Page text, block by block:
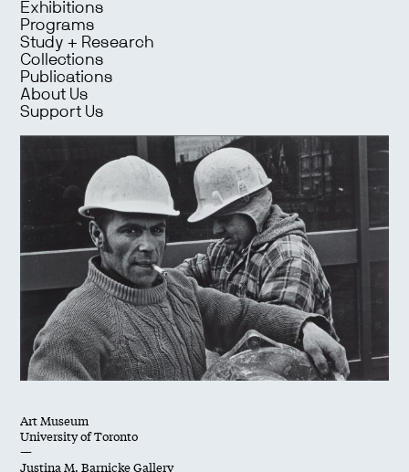
Exhibitions
Programs
Study + Research
Collections
Publications
About Us
Support Us
Art Museum
University of Toronto
—
Justina M. Barnicke Gallery